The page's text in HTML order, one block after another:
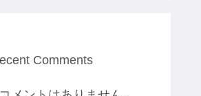
Comments